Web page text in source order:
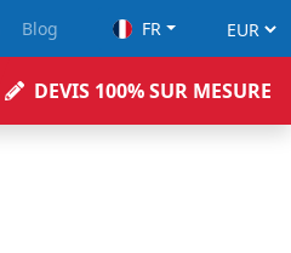
Blog FR
DEVIS 100% SUR MESURE